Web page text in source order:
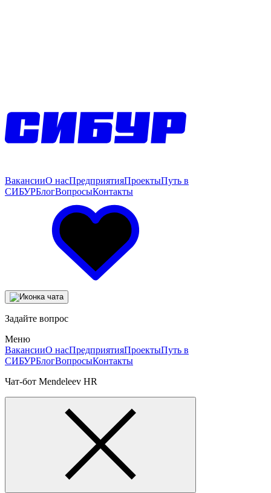
ВакансииО насПредприятияПроектыПуть в
СИБУРБлогВопросыКонтакты
Задайте вопрос
Меню
ВакансииО насПредприятияПроектыПуть в
СИБУРБлогВопросыКонтакты
Чат-бот Mendeleev HR